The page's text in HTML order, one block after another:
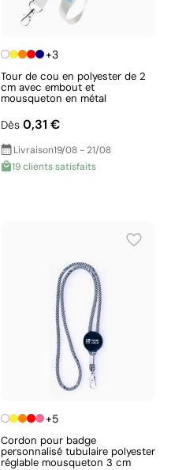
+3
Tour de cou en polyester de 2
cm avec embout et
mousqueton en métal
Dès 0,31 €
Livraison19/08 - 21/08
19 clients satisfaits
+5
Cordon pour badge
personnalisé tubulaire polyester
réglable mousqueton 3 cm